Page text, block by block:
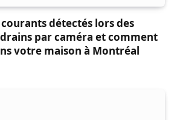
détectés lors des
par caméra et comment
votre maison à Montréal